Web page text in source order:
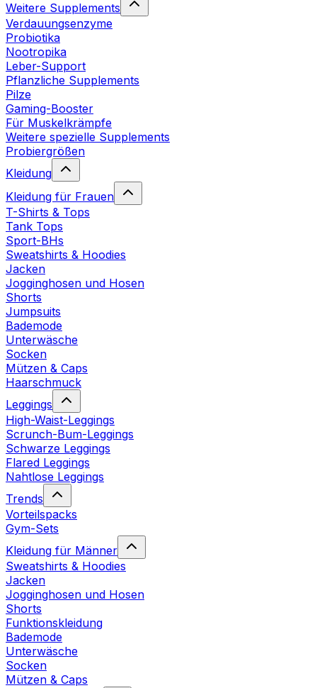
Weitere Supplements
Verdauungsenzyme
Probiotika
Nootropika
Leber-Support
Pflanzliche Supplements
Pilze
Gaming-Booster
Für Muskelkrämpfe
Weitere spezielle Supplements
Probiergrößen
Kleidung
Kleidung für Frauen
T-Shirts & Tops
Tank Tops
Sport-BHs
Sweatshirts & Hoodies
Jacken
Jogginghosen und Hosen
Shorts
Jumpsuits
Bademode
Unterwäsche
Socken
Mützen & Caps
Haarschmuck
Leggings
High-Waist-Leggings
Scrunch-Bum-Leggings
Schwarze Leggings
Flared Leggings
Nahtlose Leggings
Trends
Vorteilspacks
Gym-Sets
Kleidung für Männer
Sweatshirts & Hoodies
Jacken
Jogginghosen und Hosen
Shorts
Funktionskleidung
Bademode
Unterwäsche
Socken
Mützen & Caps